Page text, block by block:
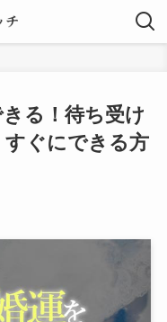
る！待ち受け
ぐにできる方